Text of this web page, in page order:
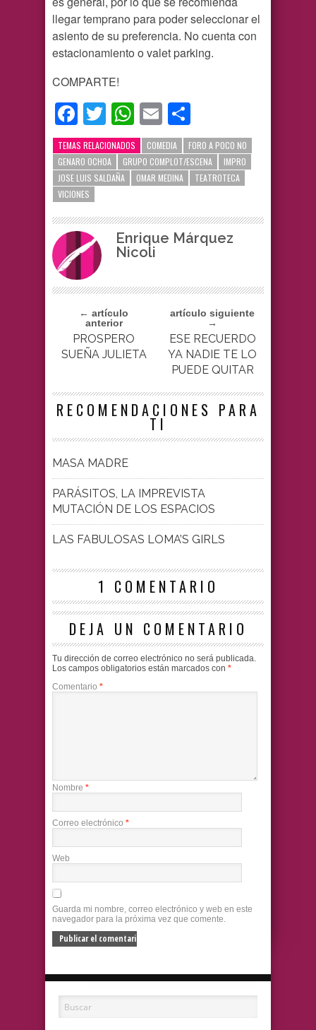
llegar temprano para poder seleccionar el
asiento de su preferencia. No cuenta con
estacionamiento o valet parking.
COMPARTE!
Facebook
Twitter
WhatsApp
Email
TEMAS RELACIONADOS COMEDIA
FORO A POCO NO
GENARO OCHOA
GRUPO COMPLOT/ESCENA
IMPRO
JOSE LUIS SALDAÑA
OMAR MEDINA
TEATROTECA
VICIONES
Enrique Márquez
Nicoli
← artículo
anterior
PROSPERO
SUEÑA JULIETA
artículo siguiente
→
ESE RECUERDO
YA NADIE TE LO
PUEDE QUITAR
RECOMENDACIONES PARA
TI
MASA MADRE
PARÁSITOS, LA IMPREVISTA
MUTACIÓN DE LOS ESPACIOS
LAS FABULOSAS LOMA’S GIRLS
1 COMENTARIO
DEJA UN COMENTARIO
Tu dirección de correo electrónico no será publicada.
Los campos obligatorios están marcados con *
Comentario *
Nombre *
Correo electrónico *
Web
Guarda mi nombre, correo electrónico y web en este
navegador para la próxima vez que comente.